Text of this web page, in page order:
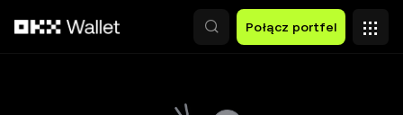
Połącz portfel